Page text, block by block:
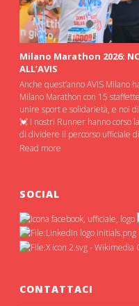
Milano Marathon 2026:
ALL’AVIS
Anche quest’anno AVIS Milano
Milano Marathon con 15
unire sport e solidarietà, e noi
💓 I nostri Runner hanno corso
di dividere il percorso ufficiale
Read more
SOCIAL
CONTATTACI